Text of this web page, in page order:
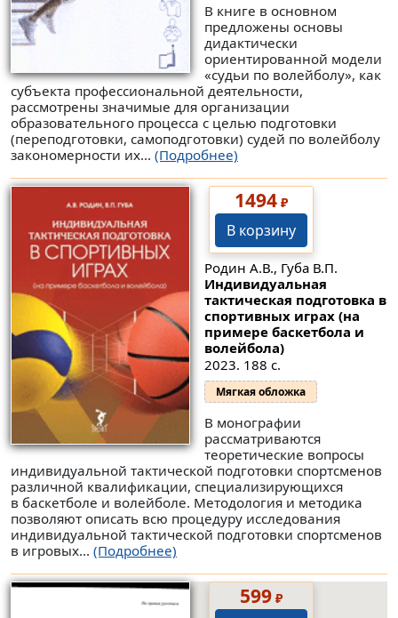
В книге в основном
предложены основы
дидактически
ориентированной модели
«судьи по волейболу», как
субъекта профессиональной деятельности,
рассмотрены значимые для организации
образовательного процесса с целью подготовки
(переподготовки, самоподготовки) судей по волейболу
закономерности их... (Подробнее)
1494₽
В корзину
Родин А.В., Губа В.П.
Индивидуальная
тактическая подготовка в
спортивных играх (на
примере баскетбола и
волейбола)
2023. 188 с.
Мягкая обложка
В монографии
рассматриваются
теоретические вопросы
индивидуальной тактической подготовки спортсменов
различной квалификации, специализирующихся
в баскетболе и волейболе. Методология и методика
позволяют описать всю процедуру исследования
индивидуальной тактической подготовки спортсменов
в игровых... (Подробнее)
599₽